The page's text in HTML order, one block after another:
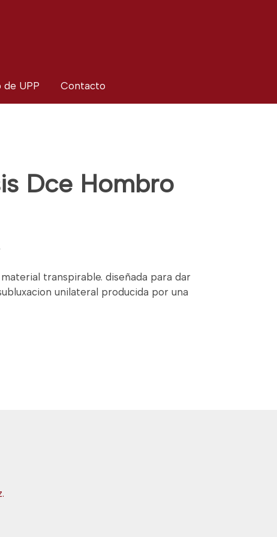
UPP Contacto
Dce Hombro
transpirable. diseñada para dar
unilateral producida por una